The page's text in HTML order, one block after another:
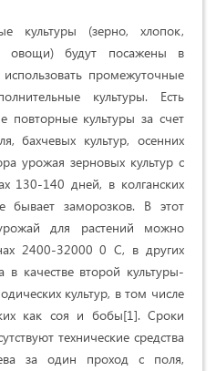
культуры (зерно, хлопок,
овощи) будут посажены в
промежуточные
культуры. Есть
повторные культуры за счет
бахчевых культур, осенних
урожая зерновых культур с
130-140 дней, в колганских
бывает заморозков. В этот
для растений можно
2400-32000 0 C, в других
качестве второй культуры-
культур, в том числе
как соя и бобы[1]. Сроки
технические средства
за один проход с поля,